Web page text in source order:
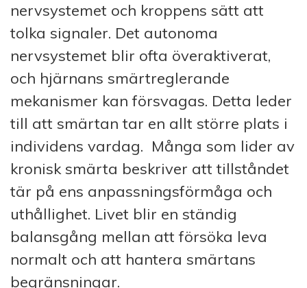
nervsystemet och kroppens sätt att
tolka signaler. Det autonoma
nervsystemet blir ofta överaktiverat,
och hjärnans smärtreglerande
mekanismer kan försvagas. Detta leder
till att smärtan tar en allt större plats i
individens vardag. Många som lider av
kronisk smärta beskriver att tillståndet
tär på ens anpassningsförmåga och
uthållighet. Livet blir en ständig
balansgång mellan att försöka leva
normalt och att hantera smärtans
begränsningar.